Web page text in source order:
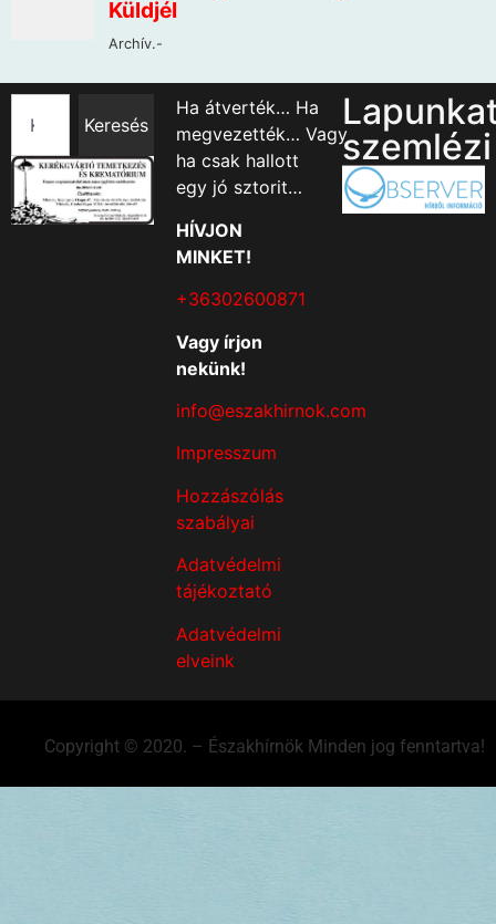
Keresés
Ha átverték… Ha
megvezették… Vagy
ha csak hallott
egy jó sztorit…
HÍVJON
MINKET!
+36302600871
Vagy írjon
nekünk!
info@eszakhirnok.com
Impresszum
Hozzászólás
szabályai
Adatvédelmi
tájékoztató
Adatvédelmi
elveink
szemlézi
Copyright © 2020. – Északhírnök Minden jog fenntartva!